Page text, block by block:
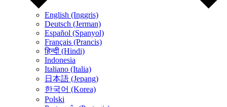
English (Inggris)
Deutsch (Jerman)
Español (Spanyol)
Français (Prancis)
हिन्दी (Hindi)
Indonesia
Italiano (Italia)
日本語 (Jepang)
한국어 (Korea)
Polski